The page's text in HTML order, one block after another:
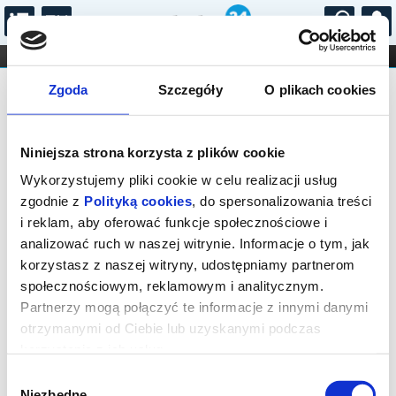
Zgoda Szczegóły O plikach cookies
Niniejsza strona korzysta z plików cookie
Wykorzystujemy pliki cookie w celu realizacji usług
zgodnie z Polityką cookies, do spersonalizowania treści
i reklam, aby oferować funkcje społecznościowe i
analizować ruch w naszej witrynie. Informacje o tym, jak
korzystasz z naszej witryny, udostępniamy partnerom
społecznościowym, reklamowym i analitycznym.
Partnerzy mogą połączyć te informacje z innymi danymi
otrzymanymi od Ciebie lub uzyskanymi podczas
...
FILHARMONIA OPERA I BALET
STAND-UP
DLA DZIECI
Bilety na: BOLERO/CARMINA BURANA
Łódź, plac Henryka Dąbrowskiego
25.09.2026, g. 18:30 (piątek)
cena - od 65,00 pln
Organizator: Teatr Wielki w Łodzi